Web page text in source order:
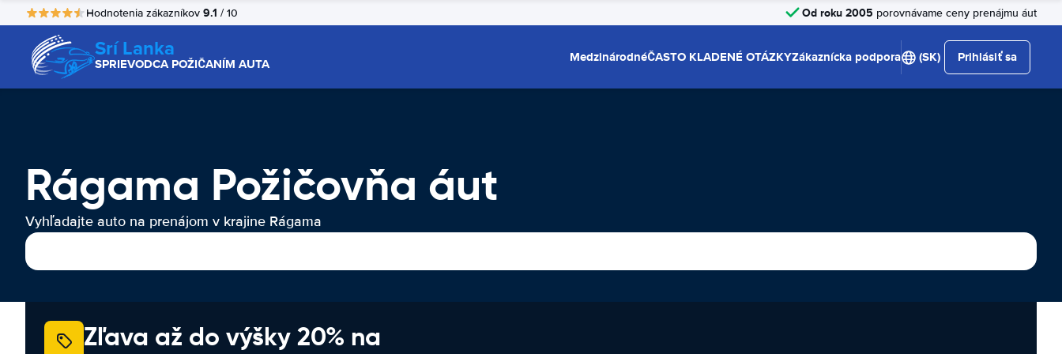
Hodnotenia zákazníkov 9.1 / 10 Od roku 2005 porovnávame ceny prenájmu áut
Srí Lanka
SPRIEVODCA POŽIČANÍM AUTA MedzinárodnéČASTO KLADENÉ OTÁZKYZákaznícka podpora (SK) Prihlásiť sa
Rágama Požičovňa áut
Vyhľadajte auto na prenájom v krajine Rágama
Zľava až do výšky 20% na